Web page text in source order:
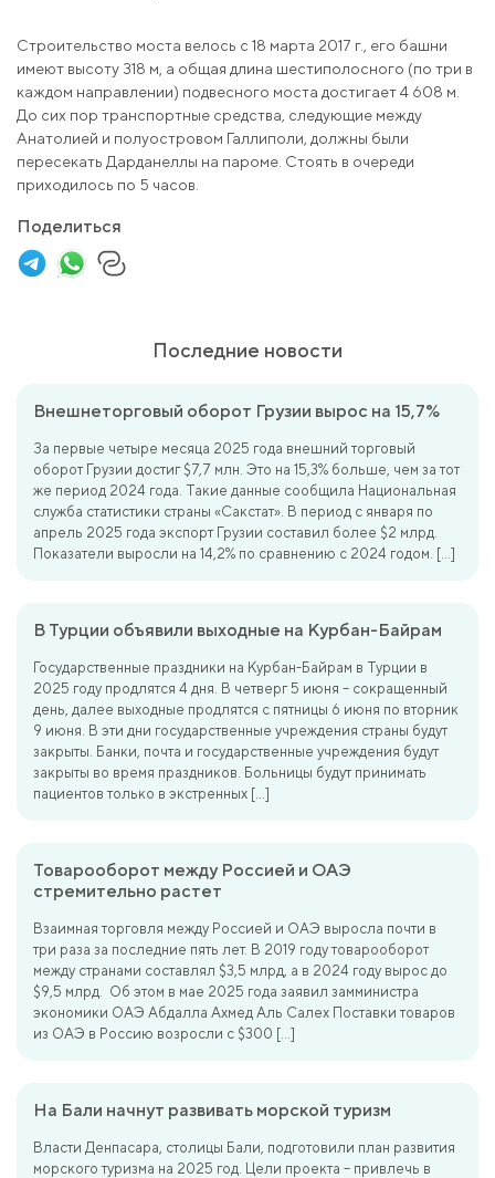
Строительство моста велось с 18 марта 2017 г., его башни
имеют высоту 318 м, а общая длина шестиполосного (по три в
каждом направлении) подвесного моста достигает 4 608 м.
До сих пор транспортные средства, следующие между
Анатолией и полуостровом Галлиполи, должны были
пересекать Дарданеллы на пароме. Стоять в очереди
приходилось по 5 часов.
Поделиться
Последние новости
Внешнеторговый оборот Грузии вырос на 15,7%
За первые четыре месяца 2025 года внешний торговый
оборот Грузии достиг $7,7 млн. Это на 15,3% больше, чем за тот
же период 2024 года. Такие данные сообщила Национальная
служба статистики страны «Сакстат». В период с января по
апрель 2025 года экспорт Грузии составил более $2 млрд.
Показатели выросли на 14,2% по сравнению с 2024 годом. […]
В Турции объявили выходные на Курбан-Байрам
Государственные праздники на Курбан-Байрам в Турции в
2025 году продлятся 4 дня. В четверг 5 июня – сокращенный
день, далее выходные продлятся с пятницы 6 июня по вторник
9 июня. В эти дни государственные учреждения страны будут
закрыты. Банки, почта и государственные учреждения будут
закрыты во время праздников. Больницы будут принимать
пациентов только в экстренных […]
Товарооборот между Россией и ОАЭ
стремительно растет
Взаимная торговля между Россией и ОАЭ выросла почти в
три раза за последние пять лет. В 2019 году товарооборот
между странами составлял $3,5 млрд, а в 2024 году вырос до
$9,5 млрд. Об этом в мае 2025 года заявил замминистра
экономики ОАЭ Абдалла Ахмед Аль Салех Поставки товаров
из ОАЭ в Россию возросли с $300 […]
На Бали начнут развивать морской туризм
Власти Денпасара, столицы Бали, подготовили план развития
морского туризма на 2025 год. Цели проекта – привлечь в